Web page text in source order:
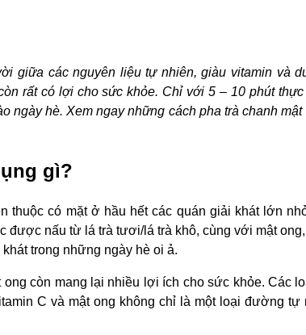
giữa các nguyên liệu tự nhiên, giàu vitamin và
rất có lợi cho sức khỏe. Chỉ với 5 – 10 phút
ngày hè. Xem ngay những cách pha trà chanh mật
gì?
thuộc có mặt ở hầu hết các quán giải khát lớn
được nấu từ lá trà tươi/lá trà khô, cùng với mật
trong những ngày hè oi ả.
còn mang lại nhiều lợi ích cho sức khỏe. Các
C và mật ong không chỉ là một loại đường tự